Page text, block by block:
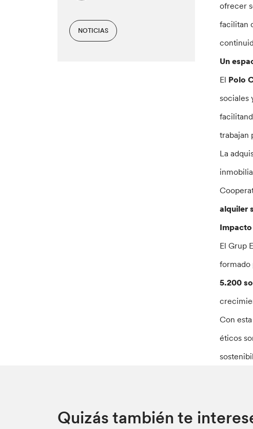
NOTICIAS
ofrecer
facilitan
Un
El Polo
sociales
trabajan
La
alquiler
El Grup
5.200
Con
éticos
Quizás también te